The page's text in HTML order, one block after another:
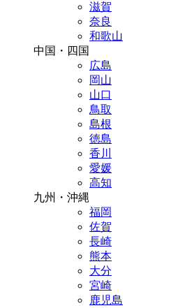
滋賀
奈良
和歌山
中国・四国
広島
岡山
山口
鳥取
島根
徳島
香川
愛媛
高知
九州・沖縄
福岡
佐賀
長崎
熊本
大分
宮崎
鹿児島